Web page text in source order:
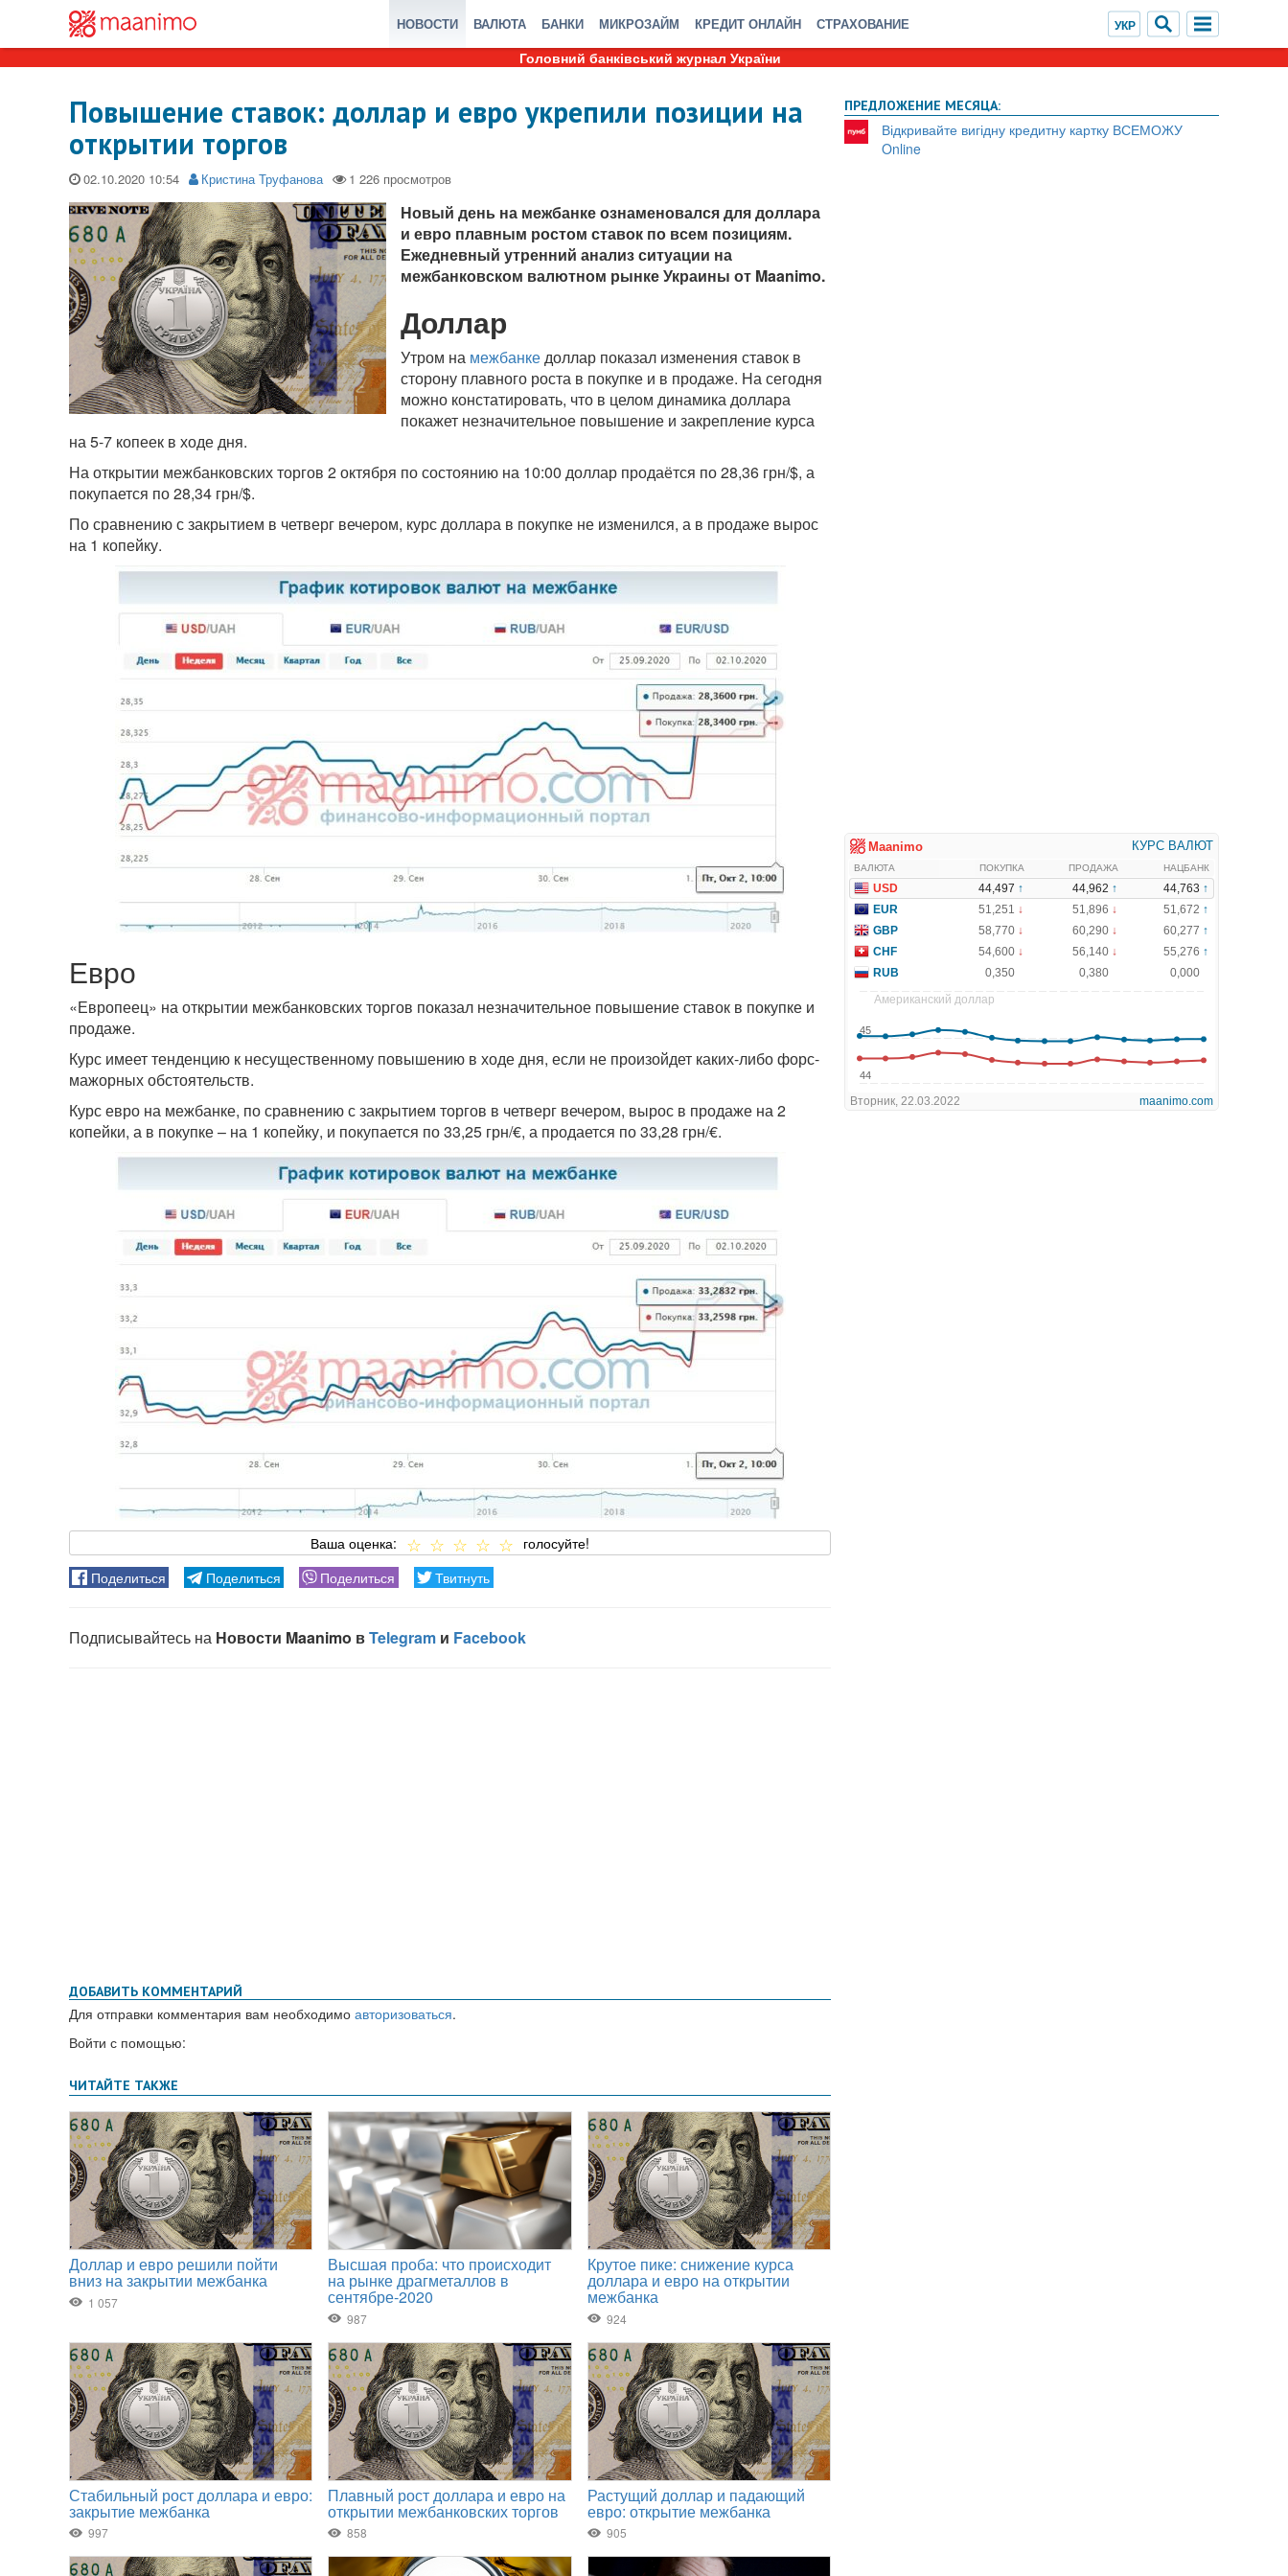
НОВОСТИ ВАЛЮТА БАНКИ МИКРОЗАЙМ КРЕДИТ ОНЛАЙН СТРАХОВАНИЕ
Головний банківський журнал України
Повышение ставок: доллар и евро укрепили позиции на
открытии торгов
02.10.2020 Кристина Труфанова
Новый день на межбанке ознаменовался для доллара
и евро плавным ростом ставок по всем позициям.
Ежедневный утренний анализ ситуации на
межбанковском валютном рынке Украины от Maanimo.
Доллар
Утром на межбанкедоллар показал изменения ставок в
сторону плавного роста в покупке и в продаже. На сегодня
можно констатировать, что в целом динамика доллара
покажет незначительное повышение и закрепление курса
на 5-7 копеек в ходе дня.
На открытии межбанковских торгов 2 октября по состоянию на 10:00 доллар продаётся по 28,36 грн/$, а
покупается по 28,34 грн/$.
По сравнению с закрытием в четверг вечером, курс доллара в покупке не изменился, а в продаже вырос
на 1 копейку.
Евро
«Европеец» на открытии межбанковских торгов показал незначительное повышение ставок в покупке и
продаже.
Курс имеет тенденцию к несущественному повышению в ходе дня, если не произойдет каких-либо форс-
мажорных обстоятельств.
Курс евро на межбанке, по сравнению с закрытием торгов в четверг вечером, вырос в продаже на 2
копейки, а в покупке – на 1 копейку, и покупается по 33,25 грн/€, а продается по 33,28 грн/€.
ДОБАВИТЬ КОММЕНТАРИЙ
Для отправки комментария вам необходимо авторизоваться.
Войти с помощью:
ПРЕДЛОЖЕНИЕ МЕСЯЦА:
Відкривайте вигідну кредитну картку ВСЕМОЖУ
Online